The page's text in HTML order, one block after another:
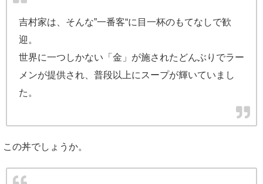
吉村家は、そんな”一番客“に目一杯のもてなしで歓
迎。
世界に一つしかない「金」が施されたどんぶりでラー
メンが提供され、普段以上にスープが輝いていまし
た。
この丼でしょうか。